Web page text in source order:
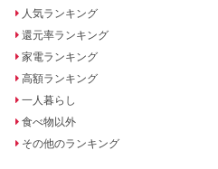
人気ランキング
還元率ランキング
家電ランキング
高額ランキング
一人暮らし
食べ物以外
その他のランキング